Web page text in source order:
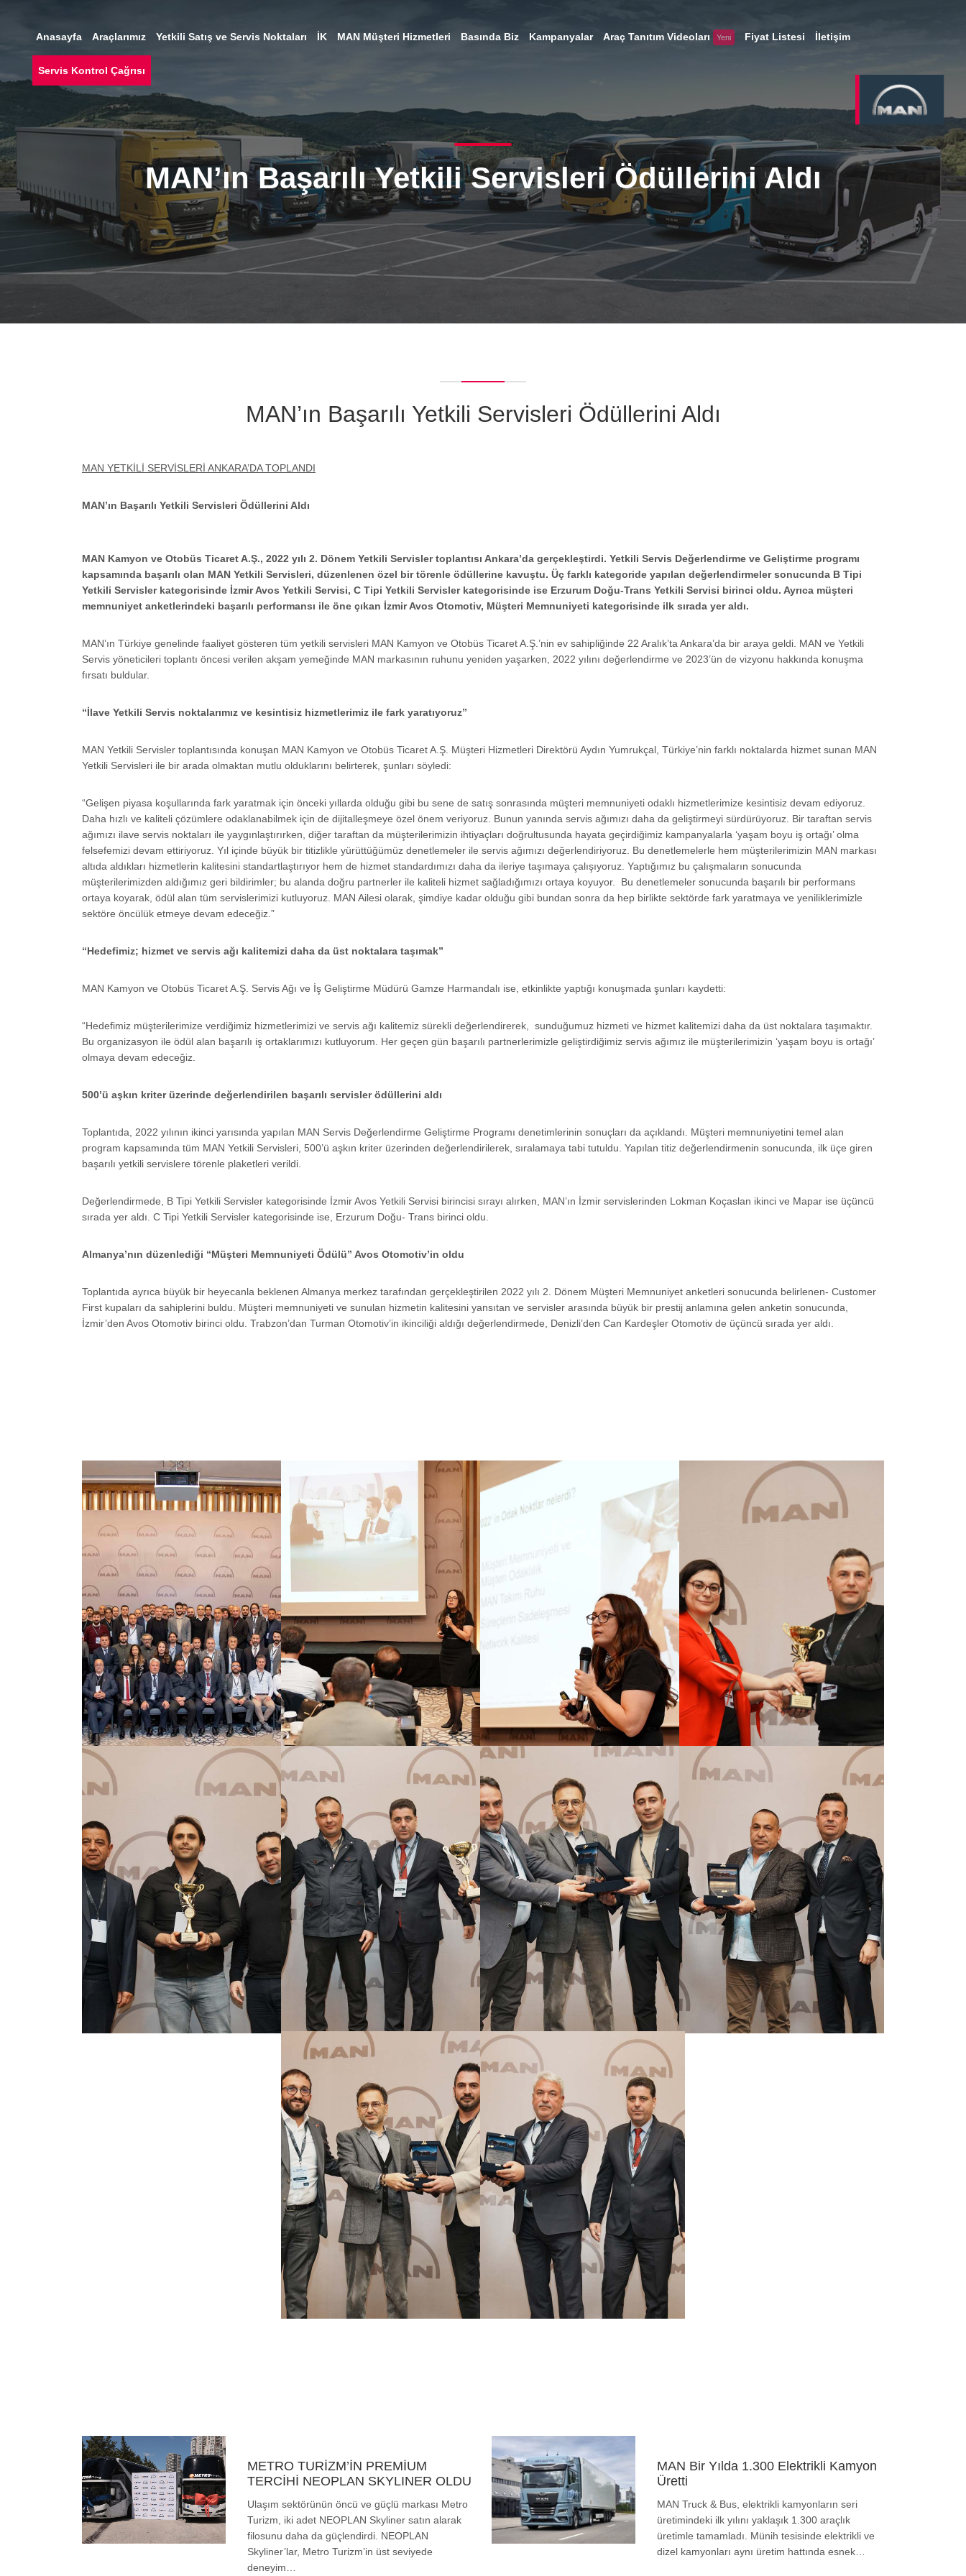
MAN’ın Başarılı Yetkili Servisleri Ödüllerini Aldı
MAN’ın Başarılı Yetkili Servisleri Ödüllerini Aldı
MAN YETKİLİ SERVİSLERİ ANKARA’DA TOPLANDI
MAN’ın Başarılı Yetkili Servisleri Ödüllerini Aldı
MAN Kamyon ve Otobüs Ticaret A.Ş., 2022 yılı 2. Dönem Yetkili Servisler toplantısı Ankara’da gerçekleştirdi. Yetkili Servis Değerlendirme ve Geliştirme programı
kapsamında başarılı olan MAN Yetkili Servisleri, düzenlenen özel bir törenle ödüllerine kavuştu. Üç farklı kategoride yapılan değerlendirmeler sonucunda B Tipi
Yetkili Servisler kategorisinde İzmir Avos Yetkili Servisi, C Tipi Yetkili Servisler kategorisinde ise Erzurum Doğu-Trans Yetkili Servisi birinci oldu. Ayrıca müşteri
memnuniyet anketlerindeki başarılı performansı ile öne çıkan İzmir Avos Otomotiv, Müşteri Memnuniyeti kategorisinde ilk sırada yer aldı.
MAN’ın Türkiye genelinde faaliyet gösteren tüm yetkili servisleri MAN Kamyon ve Otobüs Ticaret A.Ş.’nin ev sahipliğinde 22 Aralık’ta Ankara’da bir araya geldi. MAN ve Yetkili
Servis yöneticileri toplantı öncesi verilen akşam yemeğinde MAN markasının ruhunu yeniden yaşarken, 2022 yılını değerlendirme ve 2023’ün de vizyonu hakkında konuşma
fırsatı buldular.
“İlave Yetkili Servis noktalarımız ve kesintisiz hizmetlerimiz ile fark yaratıyoruz”
MAN Yetkili Servisler toplantısında konuşan MAN Kamyon ve Otobüs Ticaret A.Ş. Müşteri Hizmetleri Direktörü Aydın Yumrukçal, Türkiye’nin farklı noktalarda hizmet sunan MAN
Yetkili Servisleri ile bir arada olmaktan mutlu olduklarını belirterek, şunları söyledi:
“Gelişen piyasa koşullarında fark yaratmak için önceki yıllarda olduğu gibi bu sene de satış sonrasında müşteri memnuniyeti odaklı hizmetlerimize kesintisiz devam ediyoruz.
Daha hızlı ve kaliteli çözümlere odaklanabilmek için de dijitalleşmeye özel önem veriyoruz. Bunun yanında servis ağımızı daha da geliştirmeyi sürdürüyoruz. Bir taraftan servis
ağımızı ilave servis noktaları ile yaygınlaştırırken, diğer taraftan da müşterilerimizin ihtiyaçları doğrultusunda hayata geçirdiğimiz kampanyalarla ‘yaşam boyu iş ortağı’ olma
felsefemizi devam ettiriyoruz. Yıl içinde büyük bir titizlikle yürüttüğümüz denetlemeler ile servis ağımızı değerlendiriyoruz. Bu denetlemelerle hem müşterilerimizin MAN markası
altıda aldıkları hizmetlerin kalitesini standartlaştırıyor hem de hizmet standardımızı daha da ileriye taşımaya çalışıyoruz. Yaptığımız bu çalışmaların sonucunda
müşterilerimizden aldığımız geri bildirimler; bu alanda doğru partnerler ile kaliteli hizmet sağladığımızı ortaya koyuyor. Bu denetlemeler sonucunda başarılı bir performans
ortaya koyarak, ödül alan tüm servislerimizi kutluyoruz. MAN Ailesi olarak, şimdiye kadar olduğu gibi bundan sonra da hep birlikte sektörde fark yaratmaya ve yeniliklerimizle
sektöre öncülük etmeye devam edeceğiz.”
“Hedefimiz; hizmet ve servis ağı kalitemizi daha da üst noktalara taşımak”
MAN Kamyon ve Otobüs Ticaret A.Ş. Servis Ağı ve İş Geliştirme Müdürü Gamze Harmandalı ise, etkinlikte yaptığı konuşmada şunları kaydetti:
“Hedefimiz müşterilerimize verdiğimiz hizmetlerimizi ve servis ağı kalitemiz sürekli değerlendirerek, sunduğumuz hizmeti ve hizmet kalitemizi daha da üst noktalara taşımaktır.
Bu organizasyon ile ödül alan başarılı iş ortaklarımızı kutluyorum. Her geçen gün başarılı partnerlerimizle geliştirdiğimiz servis ağımız ile müşterilerimizin ‘yaşam boyu is ortağı’
olmaya devam edeceğiz.
500’ü aşkın kriter üzerinde değerlendirilen başarılı servisler ödüllerini aldı
Toplantıda, 2022 yılının ikinci yarısında yapılan MAN Servis Değerlendirme Geliştirme Programı denetimlerinin sonuçları da açıklandı. Müşteri memnuniyetini temel alan
program kapsamında tüm MAN Yetkili Servisleri, 500’ü aşkın kriter üzerinden değerlendirilerek, sıralamaya tabi tutuldu. Yapılan titiz değerlendirmenin sonucunda, ilk üçe giren
başarılı yetkili servislere törenle plaketleri verildi.
Değerlendirmede, B Tipi Yetkili Servisler kategorisinde İzmir Avos Yetkili Servisi birincisi sırayı alırken, MAN’ın İzmir servislerinden Lokman Koçaslan ikinci ve Mapar ise üçüncü
sırada yer aldı. C Tipi Yetkili Servisler kategorisinde ise, Erzurum Doğu- Trans birinci oldu.
Almanya’nın düzenlediği “Müşteri Memnuniyeti Ödülü” Avos Otomotiv’in oldu
Toplantıda ayrıca büyük bir heyecanla beklenen Almanya merkez tarafından gerçekleştirilen 2022 yılı 2. Dönem Müşteri Memnuniyet anketleri sonucunda belirlenen- Customer
First kupaları da sahiplerini buldu. Müşteri memnuniyeti ve sunulan hizmetin kalitesini yansıtan ve servisler arasında büyük bir prestij anlamına gelen anketin sonucunda,
İzmir’den Avos Otomotiv birinci oldu. Trabzon’dan Turman Otomotiv’in ikinciliği aldığı değerlendirmede, Denizli’den Can Kardeşler Otomotiv de üçüncü sırada yer aldı.
GÖRSELI GÖR GÖRSELI GÖR GÖRSELI GÖR
GÖRSELI GÖR GÖRSELI GÖR GÖRSELI GÖR GÖRSELI GÖR
GÖRSELI GÖR GÖRSELI GÖR
METRO TURİZM’İN PREMİUM
TERCİHİ NEOPLAN SKYLINER OLDU
Ulaşım sektörünün öncü ve güçlü markası Metro
Turizm, iki adet NEOPLAN Skyliner satın alarak
filosunu daha da güçlendirdi. NEOPLAN
Skyliner’lar, Metro Turizm’in üst seviyede
deneyim…
MAN Bir Yılda 1.300 Elektrikli Kamyon
Üretti
MAN Truck & Bus, elektrikli kamyonların seri
üretimindeki ilk yılını yaklaşık 1.300 araçlık
üretimle tamamladı. Münih tesisinde elektrikli ve
dizel kamyonları aynı üretim hattında esnek…
Anasayfa Araçlarımız Yetkili Satış ve Servis Noktaları İK MAN Müşteri Hizmetleri Basında Biz Kampanyalar Araç Tanıtım Videoları Yeni Fiyat Listesi İletişim
Servis Kontrol Çağrısı